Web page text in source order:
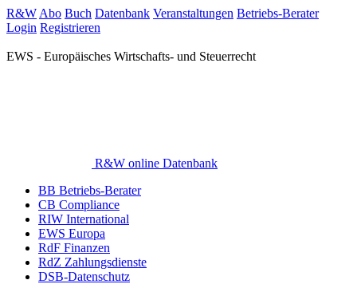
R&W Abo Buch Datenbank Veranstaltungen Betriebs-Berater
Login Registrieren
EWS - Europäisches Wirtschafts- und Steuerrecht
R&W online Datenbank
BB Betriebs-Berater
CB Compliance
RIW International
EWS Europa
RdF Finanzen
RdZ Zahlungsdienste
DSB-Datenschutz